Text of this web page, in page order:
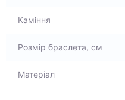
Каміння
Розмір браслета, см
Матеріал